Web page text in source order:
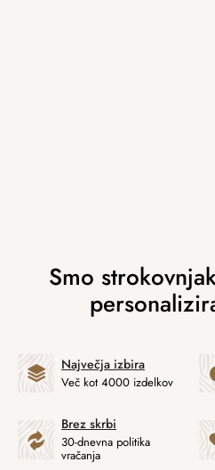
Največja izbira
Več kot 4000 izdelkov
Brez skrbi
30-dnevna politika
vračanja